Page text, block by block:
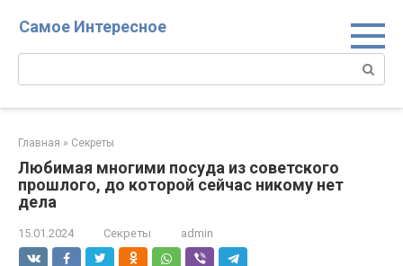
Самое Интересное
Поиск:
Главная » Секреты
Любимая многими посуда из советского
прошлого, до которой сейчас никому нет
дела
15.01.2024 Секреты admin